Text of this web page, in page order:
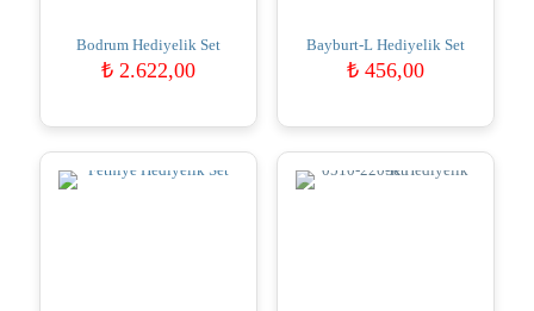
Bodrum Hediyelik Set
₺ 2.622,00
Bayburt-L Hediyelik Set
₺456,00